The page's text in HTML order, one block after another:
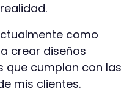
como
crear diseños
que cumplan con las
mis clientes.